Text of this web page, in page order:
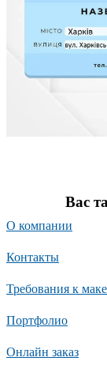
Вас
О компании
Контакты
Требования к
Портфолио
Онлайн заказ